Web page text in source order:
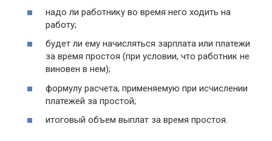
надо ли работнику во время него ходить на
работу;
будет ли ему начисляться зарплата или платежи
за время простоя (при условии, что работник не
виновен в нем);
формулу расчета, применяемую при исчислении
платежей за простой;
итоговый объем выплат за время простоя.